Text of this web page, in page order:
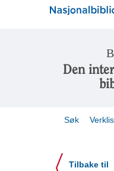
Den
Søk
Tilbake til